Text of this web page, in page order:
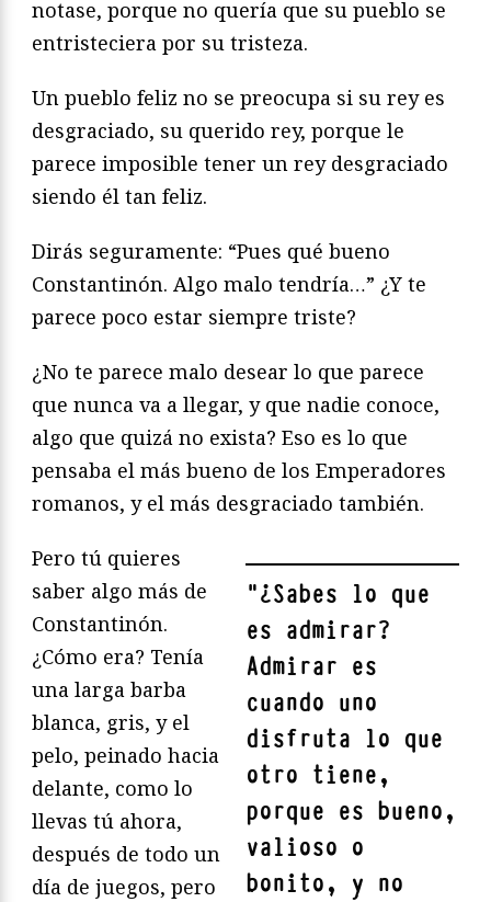
notase, porque no quería que su pueblo se
entristeciera por su tristeza.
Un pueblo feliz no se preocupa si su rey es
desgraciado, su querido rey, porque le
parece imposible tener un rey desgraciado
siendo él tan feliz.
Dirás seguramente: “Pues qué bueno
Constantinón. Algo malo tendría…” ¿Y te
parece poco estar siempre triste?
¿No te parece malo desear lo que parece
que nunca va a llegar, y que nadie conoce,
algo que quizá no exista? Eso es lo que
pensaba el más bueno de los Emperadores
romanos, y el más desgraciado también.
"¿Sabes lo que
es admirar?
Admirar es
cuando uno
disfruta lo que
otro tiene,
porque es bueno,
valioso o
bonito, y no
Pero tú quieres
saber algo más de
Constantinón.
¿Cómo era? Tenía
una larga barba
blanca, gris, y el
pelo, peinado hacia
delante, como lo
llevas tú ahora,
después de todo un
día de juegos, pero